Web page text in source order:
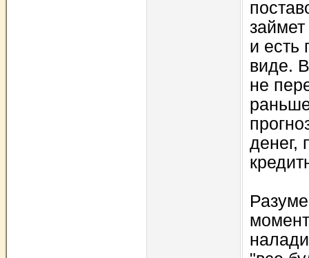
и есть
виде.
не
денег,